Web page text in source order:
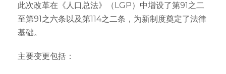
此次改革在《人口总法》（LGP）中增设了第91之二
至第91之六条以及第114之二条，为新制度奠定了法律
基础。
主要变更包括：